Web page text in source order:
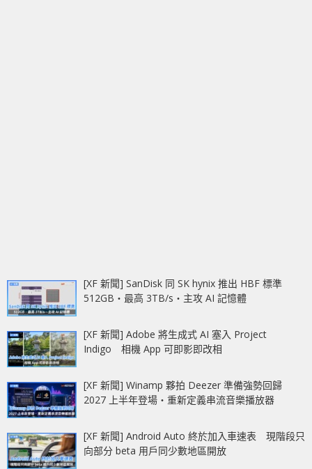
[XF 新聞] SanDisk 同 SK hynix 推出 HBF 標準
512GB‧最高 3TB/s‧主攻 AI 記憶體
[XF 新聞] Adobe 將生成式 AI 塞入 Project
Indigo 相機 App 可即影即改相
[XF 新聞] Winamp 夥拍 Deezer 準備強勢回歸
2027 上半年登場‧重新定義串流音樂播放器
[XF 新聞] Android Auto 終於加入車速表 現階段只
向部分 beta 用戶同少數地區開放